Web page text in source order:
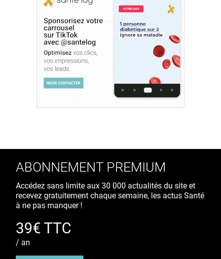
ABONNEMENT PREMIUM
Accédez sans limite aux 30 000 actualités du site et
recevez gratuitement chaque semaine, les actus Santé
à ne pas manquer !
39€ TTC
/ an